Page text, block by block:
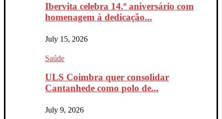
Ibervita celebra 14.º aniversário com
homenagem à dedicação...
July 15, 2026
Saúde
ULS Coimbra quer consolidar
Cantanhede como polo de...
July 9, 2026